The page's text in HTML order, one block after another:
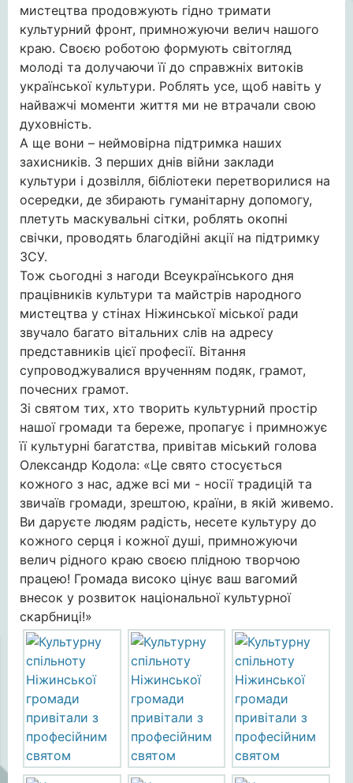
мистецтва продовжують гідно тримати
культурний фронт, примножуючи велич нашого
краю. Своєю роботою формують світогляд
молоді та долучаючи її до справжніх витоків
української культури. Роблять усе, щоб навіть у
найважчі моменти життя ми не втрачали свою
духовність.
А ще вони – неймовірна підтримка наших
захисників. З перших днів війни заклади
культури і дозвілля, бібліотеки перетворилися на
осередки, де збирають гуманітарну допомогу,
плетуть маскувальні сітки, роблять окопні
свічки, проводять благодійні акції на підтримку
ЗСУ.
Тож сьогодні з нагоди Всеукраїнського дня
працівників культури та майстрів народного
мистецтва у стінах Ніжинської міської ради
звучало багато вітальних слів на адресу
представників цієї професії. Вітання
супроводжувалися врученням подяк, грамот,
почесних грамот.
Зі святом тих, хто творить культурний простір
нашої громади та береже, пропагує і примножує
її культурні багатства, привітав міський голова
Олександр Кодола: «Це свято стосується
кожного з нас, адже всі ми - носії традицій та
звичаїв громади, зрештою, країни, в якій живемо.
Ви даруєте людям радість, несете культуру до
кожного серця і кожної душі, примножуючи
велич рідного краю своєю плідною творчою
працею! Громада високо цінує ваш вагомий
внесок у розвиток національної культурної
скарбниці!»